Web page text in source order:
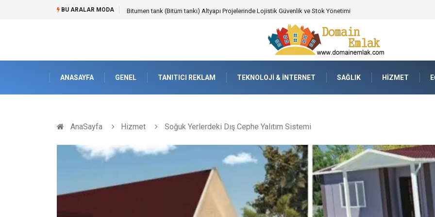
BU ARALAR MODA Güvenilir Chip Satışı: Kesintisiz Poker Deneyimi İçin Profesyonel Destek
ANASAYFA GENEL TANITICI REKLAM TEKNOLOJI & İNTERNET SAĞLIK HIZMET
AnaSayfa Hizmet Soğuk Yerlerdeki Dış Cephe Yalıtım Sistemi